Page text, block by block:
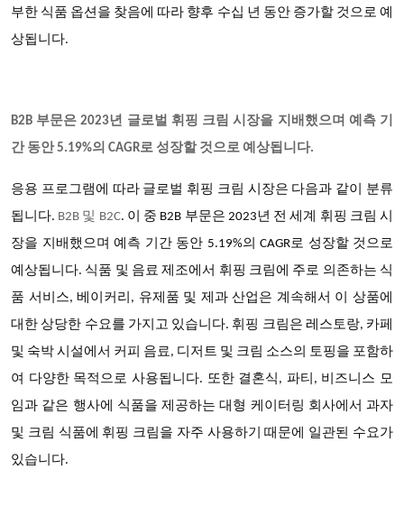
부한 식품 옵션을 찾음에 따라 향후 수십 년 동안 증가할 것으로 예
상됩니다.
B2B 부문은 2023년 글로벌 휘핑 크림 시장을 지배했으며 예측 기
간 동안 5.19%의 CAGR로 성장할 것으로 예상됩니다.
응용 프로그램에 따라 글로벌 휘핑 크림 시장은 다음과 같이 분류
됩니다. B2B 및 B2C. 이 중 B2B 부문은 2023년 전 세계 휘핑 크림 시
장을 지배했으며 예측 기간 동안 5.19%의 CAGR로 성장할 것으로
예상됩니다. 식품 및 음료 제조에서 휘핑 크림에 주로 의존하는 식
품 서비스, 베이커리, 유제품 및 제과 산업은 계속해서 이 상품에
대한 상당한 수요를 가지고 있습니다. 휘핑 크림은 레스토랑, 카페
및 숙박 시설에서 커피 음료, 디저트 및 크림 소스의 토핑을 포함하
여 다양한 목적으로 사용됩니다. 또한 결혼식, 파티, 비즈니스 모
임과 같은 행사에 식품을 제공하는 대형 케이터링 회사에서 과자
및 크림 식품에 휘핑 크림을 자주 사용하기 때문에 일관된 수요가
있습니다.